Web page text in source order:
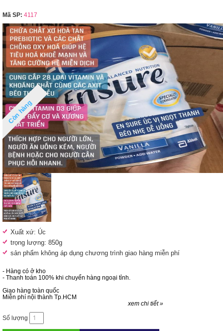
Mã SP: 4117
Còn hàng
Xuất xứ: Úc
trọng lượng: 850g
sản phẩm không áp dụng chương trình giao hàng miễn phí
- Hàng có ở kho
- Thanh toán 100% khi chuyển hàng ngoại tỉnh.
Giao hàng toàn quốc
Miễn phí nội thành Tp.HCM
xem chi tiết »
Số lượng